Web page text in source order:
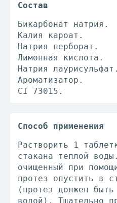
Состав
Бикарбонат натрия.
Калия кароат.
Натрия перборат.
Лимонная кислота.
Натрия лаурисульфат.
Ароматизатор.
CI 73015.
Способ применения
Растворить 1
стакана теплой
очищенный при
протез опустить в
(протез должен быть
водой). Тщательно